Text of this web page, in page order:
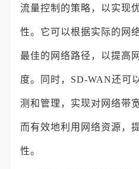
流量控制的策略，以实现
性。它可以根据实际的网
最佳的网络路径，以提高
度。同时，SD-WAN还可
测和管理，实现对网络带
而有效地利用网络资源，
性。